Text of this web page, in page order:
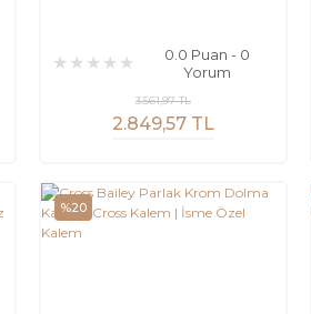
0.0 Puan - 0
Yorum
2.849,57 TL
3.561,97 TL
%20